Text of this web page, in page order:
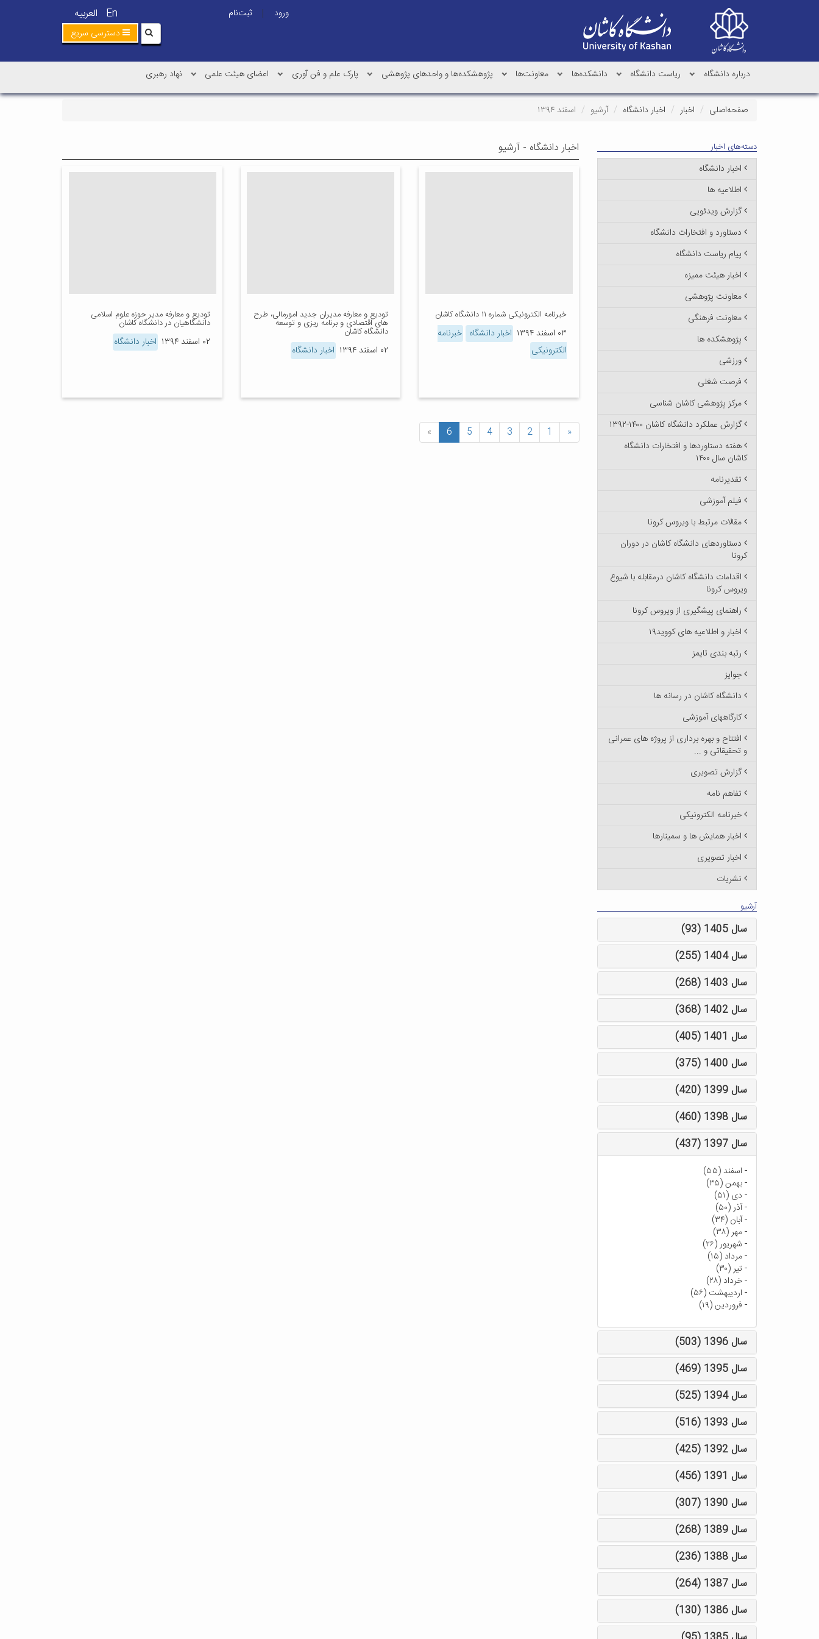
En العربیه ورود |
ثبت‌نام
دسترسی سریع
درباره دانشگاه ریاست دانشگاه دانشکده‌ها معاونت‌ها پژوهشکده‌ها و واحدهای پژوهشی پارک علم و فن آوری اعضای هیئت علمی نهاد رهبری
صفحه‌اصلی اخبار اخبار دانشگاه آرشیو اسفند ۱۳۹۴
اخبار دانشگاه - آرشیو
خبرنامه الکترونیکی شماره ۱۱ دانشگاه کاشان
۰۳ اسفند ۱۳۹۴ اخبار دانشگاه خبرنامه
الکترونیکی
تودیع و معارفه مدیران جدید امورمالی، طرح
های اقتصادی و برنامه ریزی و توسعه
دانشگاه کاشان
۰۲ اسفند ۱۳۹۴ اخبار دانشگاه
تودیع و معارفه مدیر حوزه علوم اسلامی
دانشگاهیان در دانشگاه کاشان
۰۲ اسفند ۱۳۹۴ اخبار دانشگاه
«
1
2
3
4
5
6
»
دسته‌های اخبار
اخبار دانشگاه
اطلاعیه ها
گزارش ویدئویی
دستاورد و افتخارات دانشگاه
پیام ریاست دانشگاه
اخبار هیئت ممیزه
معاونت پژوهشی
معاونت فرهنگی
پژوهشکده ها
ورزشی
فرصت شغلی
مرکز پژوهشی کاشان شناسی
گزارش عملکرد دانشگاه کاشان ۱۴۰۰-۱۳۹۲
هفته دستاوردها و افتخارات دانشگاه
کاشان سال ۱۴۰۰
تقدیرنامه
فیلم آموزشی
مقالات مرتبط با ویروس کرونا
دستاوردهای دانشگاه کاشان در دوران
کرونا
اقدامات دانشگاه کاشان درمقابله با شیوع
ویروس کرونا
راهنمای پیشگیری از ویروس کرونا
اخبار و اطلاعیه های کووید۱۹
رتبه بندی تایمز
جوایز
دانشگاه کاشان در رسانه ها
کارگاههای آموزشی
افتتاح و بهره برداری از پروژه های عمرانی
و تحقیقاتی و ...
گزارش تصویری
تفاهم نامه
خبرنامه الکترونیکی
اخبار همایش ها و سمینارها
اخبار تصویری
نشریات
آرشیو
سال 1405 (93)
سال 1404 (255)
سال 1403 (268)
سال 1402 (368)
سال 1401 (405)
سال 1400 (375)
سال 1399 (420)
سال 1398 (460)
سال 1397 (437)
- اسفند (۵۵)
-بهمن (۳۵)
- دی (۵۱)
-آذر (۵۰)
-آبان (۳۴)
-مهر (۳۸)
- شهریور (۲۶)
-مرداد (۱۵)
-تیر (۳۰)
-خرداد (۲۸)
- اردیبهشت (۵۶)
- فروردین (۱۹)
سال 1396 (503)
سال 1395 (469)
سال 1394 (525)
سال 1393 (516)
سال 1392 (425)
سال 1391 (456)
سال 1390 (307)
سال 1389 (268)
سال 1388 (236)
سال 1387 (264)
سال 1386 (130)